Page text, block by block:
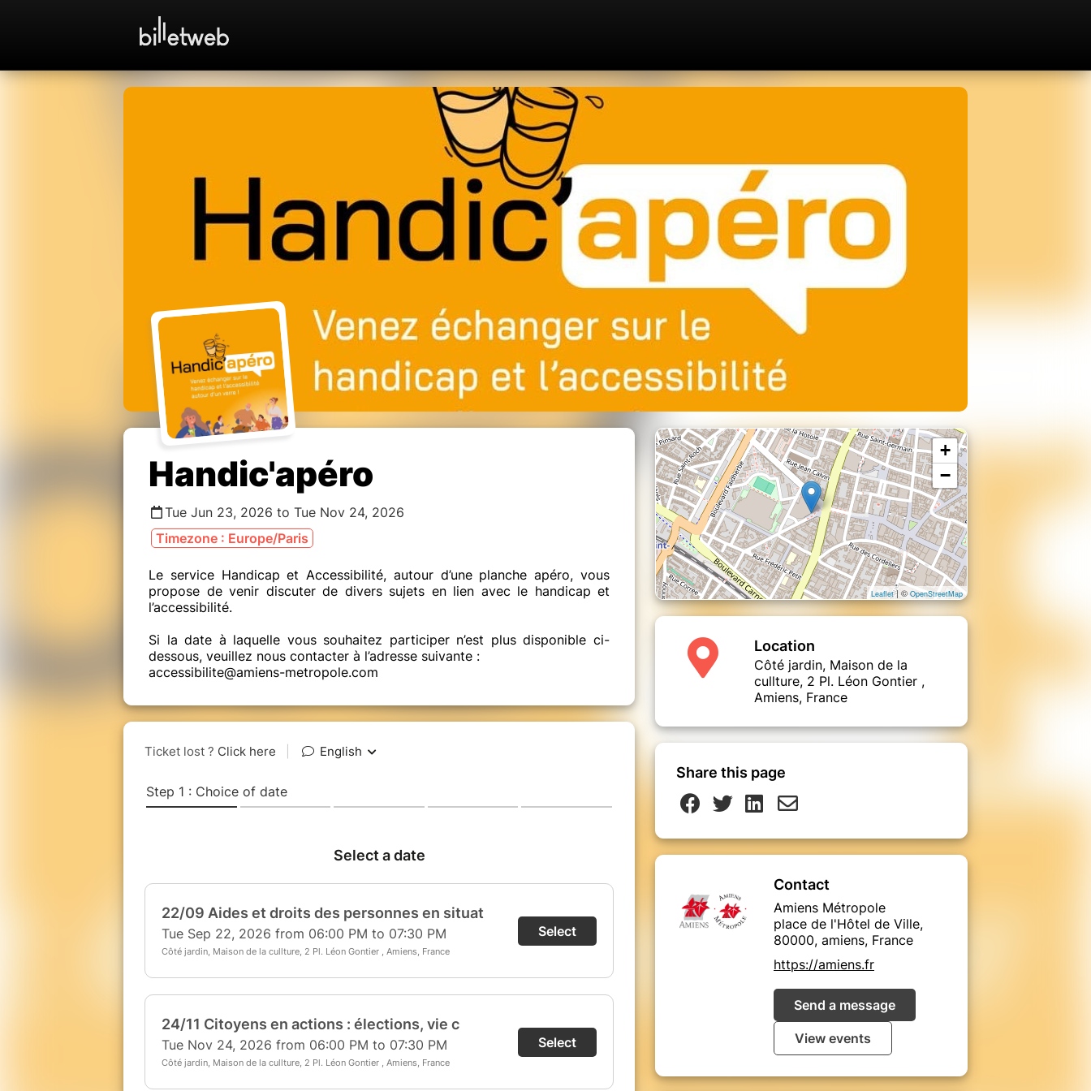
Handic'apéro
Tue Jun 23, 2026 to Tue Nov 24, 2026
Timezone : Europe/Paris
Le service Handicap et Accessibilité, autour d’une planche apéro, vous
propose de venir discuter de divers sujets en lien avec le handicap et
l’accessibilité.
Si la date à laquelle vous souhaitez participer n’est plus disponible ci-
dessous, veuillez nous contacter à l’adresse suivante :
accessibilite@amiens-metropole.com
+
−
Leaflet| © OpenStreetMap
Location
Côté jardin, Maison de la
cullture, 2 Pl. Léon Gontier ,
Amiens, France
Share this page
Contact
Amiens Métropole
place de l'Hôtel de Ville,
80000, amiens, France
https://amiens.fr
Send a message
View events